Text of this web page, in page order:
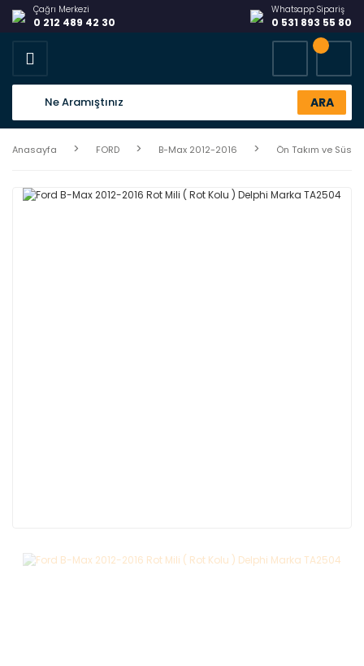
Çağrı Merkezi
0 212 489 42 30
Whatsapp Sipariş
0 531 893 55 80
ARA
Anasayfa FORD B-Max 2012-2016 Ön Takım ve